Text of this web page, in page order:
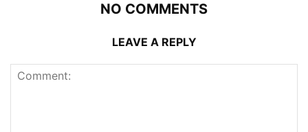
NO COMMENTS
LEAVE A REPLY